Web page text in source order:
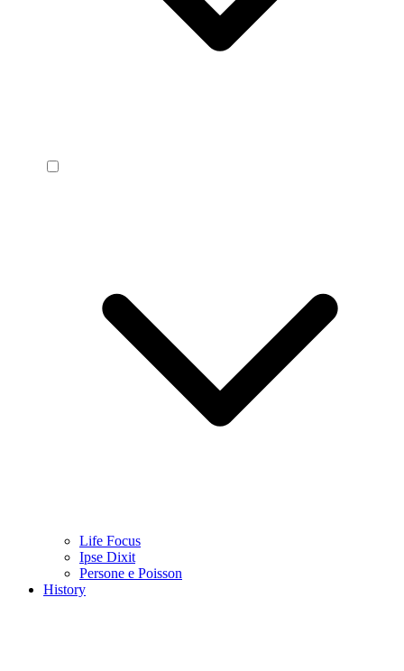
Life Focus
Ipse Dixit
Persone e Poisson
History